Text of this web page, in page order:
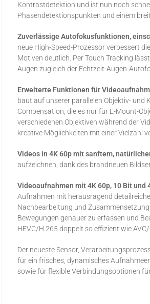
Kontrastdetektion und ist nun noch
Phasendetektionspunkten und einem
Zuverlässige Autofokusfunktionen,
neue High-Speed-Prozessor verbessert
Motiven deutlich. Per Touch Tracking
Augen zugleich der Echtzeit-Augen-
Erweiterte Funktionen für
baut auf unserer parallelen Objektiv- und
Compensation, die es nur für E-Mount-
verschiedenen Objektiven während der
kreative Möglichkeiten mit einer Vielzahl
Videos in 4K 60p mit sanftem,
aufzeichnen, dank des brandneuen
Videoaufnahmen mit 4K 60p, 10 Bit und
Aufnahmen mit herausragend
Nachbearbeitung und
Bewegungen genauer zu erfassen und
HEVC/H.265 doppelt so effizient wie
Der neueste Sensor,
für ein frisches, dynamisches
sowie für flexible Verbindungsoptionen